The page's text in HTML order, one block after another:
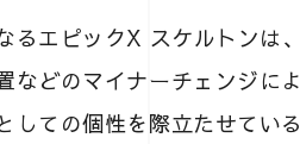
るエピックX スケルトンは
などのマイナーチェンジに
しての個性を際立たせてい